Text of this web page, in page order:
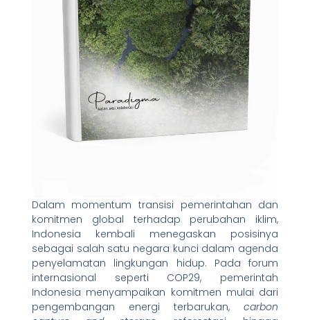
Dalam momentum transisi pemerintahan dan
komitmen global terhadap perubahan iklim,
Indonesia kembali menegaskan posisinya
sebagai salah satu negara kunci dalam agenda
penyelamatan lingkungan hidup. Pada forum
internasional seperti COP29, pemerintah
Indonesia menyampaikan komitmen mulai dari
pengembangan energi terbarukan,carbon